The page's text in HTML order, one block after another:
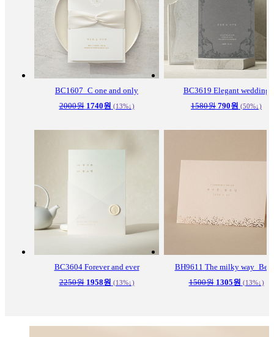
BC1607_C one and only
2000원 1740원 (13%↓)
BC3619 Elegant wedding
1580원 790원 (50%↓)
BC3604 Forever and ever
2250원 1958원 (13%↓)
BH9611 The milky
1500원 1305원 (13%↓)